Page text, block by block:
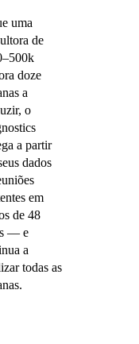
uma
de
doze
a
o
a partir
dados
em
de 48
— e
a
todas as